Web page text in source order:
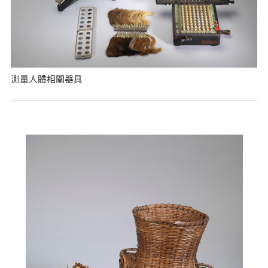
測量人體相關器具